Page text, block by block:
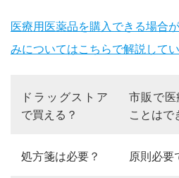
医療用医薬品を購入できる場合
みについてはこちらで解説してい
ドラッグストア
で買える？
市販で医
ことはで
処方箋は必要？ 原則必要